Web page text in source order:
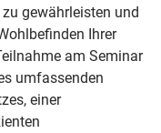
gewährleisten und
Ihrer
am Seminar
umfassenden
einer